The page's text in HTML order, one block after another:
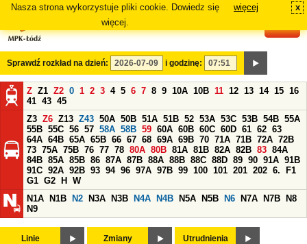
Nasza strona wykorzystuje pliki cookie. Dowiedz się
więcej.
więcej x
Sprawdź rozkład na dzień: i godzinę:
Z Z1 Z2 0 1 2 3 4 5 6 7 8 9 10A 10B 11 12 13 14 15 16
41 43 45
Z3 Z6 Z13 Z43 50A 50B 51A 51B 52 53A 53C 53B 54B 55A
55B 55C 56 57 58A 58B 59 60A 60B 60C 60D 61 62 63
64A 64B 65A 65B 66 67 68 69A 69B 70 71A 71B 72A 72B
73 75A 75B 76 77 78 80A 80B 81A 81B 82A 82B 83 84A
84B 85A 85B 86 87A 87B 88A 88B 88C 88D 89 90 91A 91B
91C 92A 92B 93 94 96 97A 97B 99 100 101 201 202 6.
F1
G1 G2 H
W
N1A
N1B N2 N3A N3B N4A N4B N5A N5B N6 N7A N7B
N8
N9
Linie Zmiany Utrudnienia